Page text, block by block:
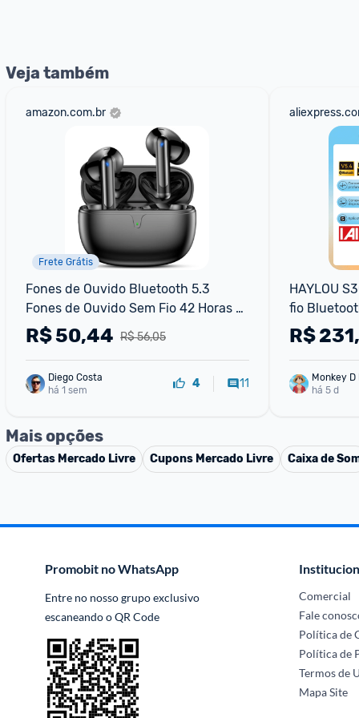
Veja também
amazon.com.br
Frete Grátis
Fones de Ouvido Bluetooth 5.3
Fones de Ouvido Sem Fio 42 Horas
de Reprodução Fones de Ouvido
Esportivos com IPX5 à Prova d'Água
Fones de Ouvido de
R$ 56,05
R$50,44
Diego Costa
há 1 sem
4 11
HAYLOU
fio
Fones de
de ruído
R$
Monkey D
há 5 d
Mais opções
Ofertas Mercado Livre Cupons Mercado Livre Caixa de
Promobit no WhatsApp
Entre no nosso grupo exclusivo
escaneando o QR Code
Comercial
Fale
Política de
Política de
Termos de
Mapa Site